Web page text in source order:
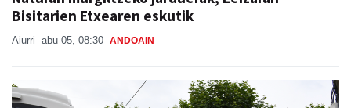
Bisitarien Etxearen eskutik
Aiurri abu 05, 08:30 ANDOAIN